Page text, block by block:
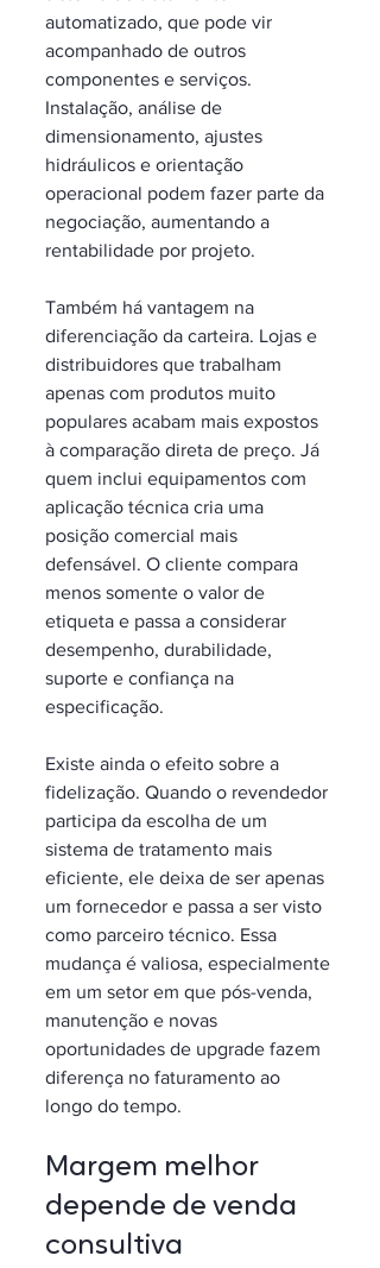
automatizado, que pode vir
acompanhado de outros
componentes e serviços.
Instalação, análise de
dimensionamento, ajustes
hidráulicos e orientação
operacional podem fazer parte da
negociação, aumentando a
rentabilidade por projeto.
Também há vantagem na
diferenciação da carteira. Lojas e
distribuidores que trabalham
apenas com produtos muito
populares acabam mais expostos
à comparação direta de preço. Já
quem inclui equipamentos com
aplicação técnica cria uma
posição comercial mais
defensável. O cliente compara
menos somente o valor de
etiqueta e passa a considerar
desempenho, durabilidade,
suporte e confiança na
especificação.
Existe ainda o efeito sobre a
fidelização. Quando o revendedor
participa da escolha de um
sistema de tratamento mais
eficiente, ele deixa de ser apenas
um fornecedor e passa a ser visto
como parceiro técnico. Essa
mudança é valiosa, especialmente
em um setor em que pós-venda,
manutenção e novas
oportunidades de upgrade fazem
diferença no faturamento ao
longo do tempo.
Margem melhor
depende de venda
consultiva